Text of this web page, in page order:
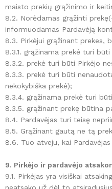
maisto prekių grąžinimo ir
8.2. Norėdamas grąžinti
informuodamas Pardavėją
8.3. Pirkėjui grąžinant prekes,
8.3.1. grąžinama prekė turi
8.3.2. prekė turi būti Pirkėjo
8.3.3. prekė turi būti
nekokybiška prekė);
8.3.4. grąžinama prekė turi
8.3.5. grąžinant prekę būtina
8.4. Pardavėjas turi teisę
8.5. Grąžinant gautą ne tą
8.6. Tuo atveju, kai
9. Pirkėjo ir pardavėjo
9.1. Pirkėjas yra visiškai